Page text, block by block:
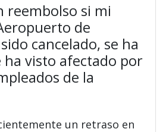
reembolso si mi
de
cancelado, se ha
ha visto afectado por
de la
un retraso en